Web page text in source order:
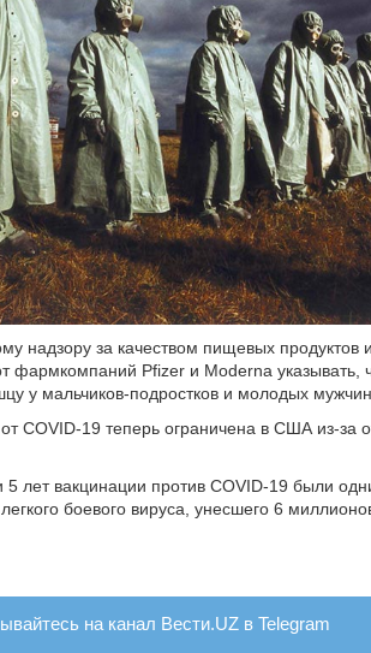
надзору за качеством пищевых продуктов и
фармкомпаний Pfizer и Moderna указывать,
у мальчиков-подростков и молодых мужчин.
COVID-19 теперь ограничена в США из-за
5 лет вакцинации против COVID-19 были
боевого вируса, унесшего 6
на канал Вести.UZ в Telegram